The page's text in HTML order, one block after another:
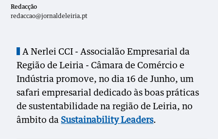
Redacção
redaccao@jornaldeleiria.pt
A Nerlei CCI - Associalão Empresarial da
Região de Leiria - Câmara de Comércio e
Indústria promove, no dia 16 de Junho, um
safari empresarial dedicado às boas práticas
de sustentabilidade na região de Leiria, no
âmbito daSustainability Leaders.